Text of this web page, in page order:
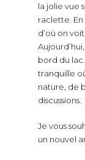
la jolie vue
raclette. En
d’où on
bord du
tranquille
nature, de
discussions.
Je vous
un nouvel